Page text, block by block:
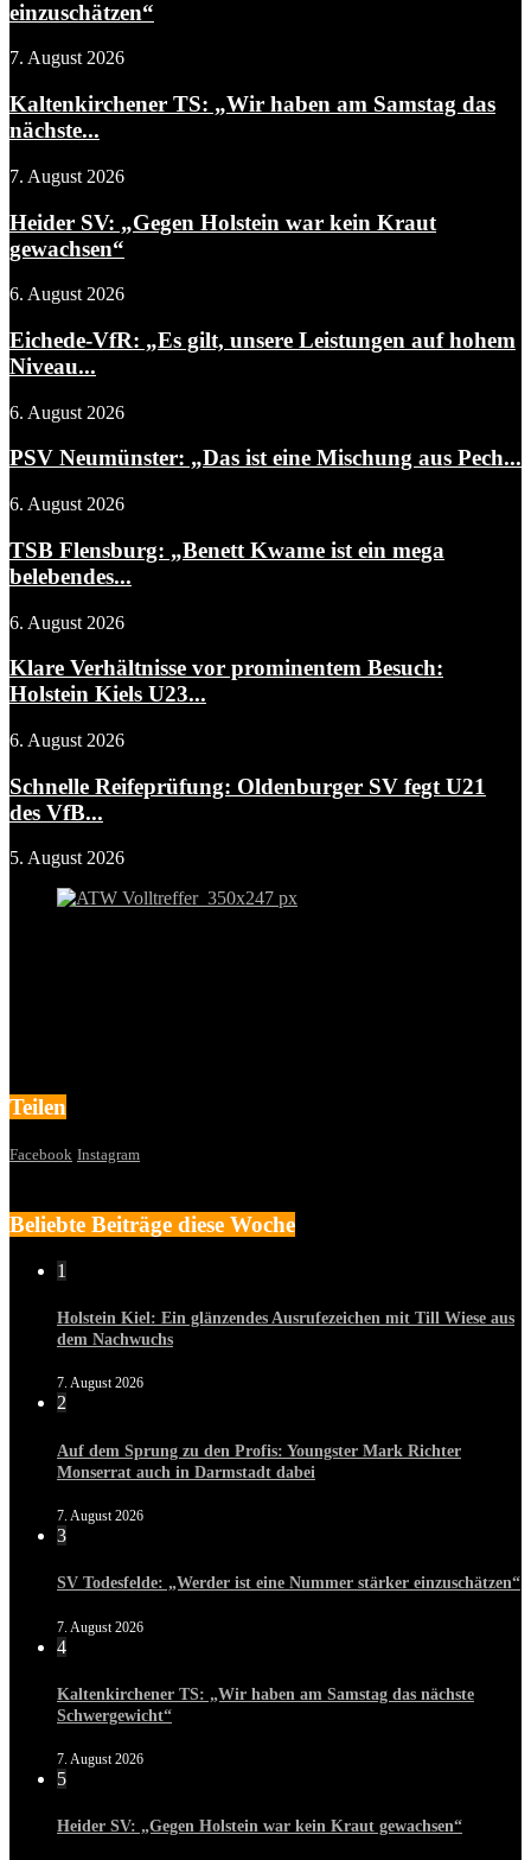
einzuschätzen“
7. August 2026
Kaltenkirchener TS: „Wir haben am Samstag das
nächste...
7. August 2026
Heider SV: „Gegen Holstein war kein Kraut
gewachsen“
6. August 2026
Eichede-VfR: „Es gilt, unsere Leistungen auf hohem
Niveau...
6. August 2026
PSV Neumünster: „Das ist eine Mischung aus Pech...
6. August 2026
TSB Flensburg: „Benett Kwame ist ein mega
belebendes...
6. August 2026
Klare Verhältnisse vor prominentem Besuch:
Holstein Kiels U23...
6. August 2026
Schnelle Reifeprüfung: Oldenburger SV fegt U21
des VfB...
5. August 2026
Teilen
Facebook Instagram
Beliebte Beiträge diese Woche
1
Holstein Kiel: Ein glänzendes Ausrufezeichen mit Till Wiese aus
dem Nachwuchs
7. August 2026
2
Auf dem Sprung zu den Profis: Youngster Mark Richter
Monserrat auch in Darmstadt dabei
7. August 2026
3
SV Todesfelde: „Werder ist eine Nummer stärker einzuschätzen“
7. August 2026
4
Kaltenkirchener TS: „Wir haben am Samstag das nächste
Schwergewicht“
7. August 2026
5
Heider SV: „Gegen Holstein war kein Kraut gewachsen“